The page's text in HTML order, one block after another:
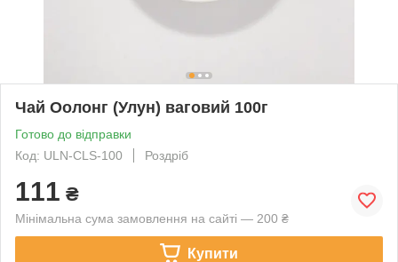
Чай Оолонг (Улун) ваговий 100г
Готово до відправки
Код: ULN-CLS-100
Роздріб
111 ₴
Мінімальна сума замовлення на сайті — 200 ₴
Купити